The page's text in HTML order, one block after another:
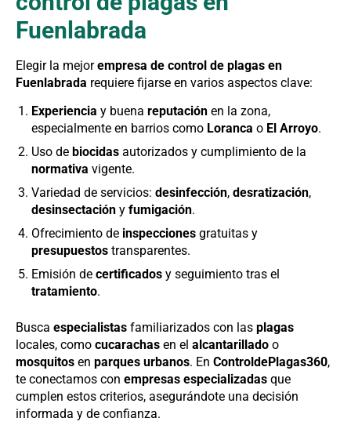
Fuenlabrada
Elegir la mejorempresa de control de plagas en
Fuenlabrada requiere fijarse en varios aspectos clave:
Experiencia y buena reputación en la zona,
especialmente en barrios como Loranca o El Arroyo.
Uso de biocidas autorizados y cumplimiento de la
normativa vigente.
Variedad de servicios: desinfección, desratización,
desinsectación y fumigación.
Ofrecimiento de inspecciones gratuitas y
presupuestos transparentes.
Emisión de certificados y seguimiento tras el
tratamiento.
Busca especialistas familiarizados con las plagas
locales, como cucarachas en el alcantarillado o
mosquitos en parques urbanos. En ControldePlagas360,
te conectamos con empresas especializadas que
cumplen estos criterios, asegurándote una decisión
informada y de confianza.